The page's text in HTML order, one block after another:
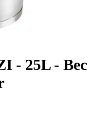
- 25L - Bec